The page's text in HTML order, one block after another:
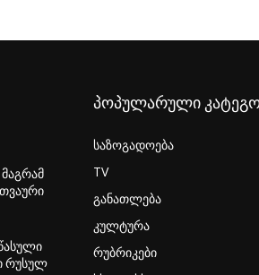
რუსულ
პოპულარული
საზოგადოება
TV
განათლება
კულტურა
რუბრიკები